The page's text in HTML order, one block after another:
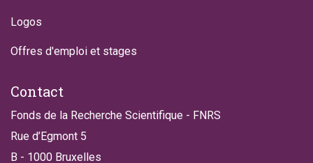
Logos
Offres d'emploi et stages
Contact
Fonds de la Recherche Scientifique - FNRS
Rue d’Egmont 5
B - 1000 Bruxelles